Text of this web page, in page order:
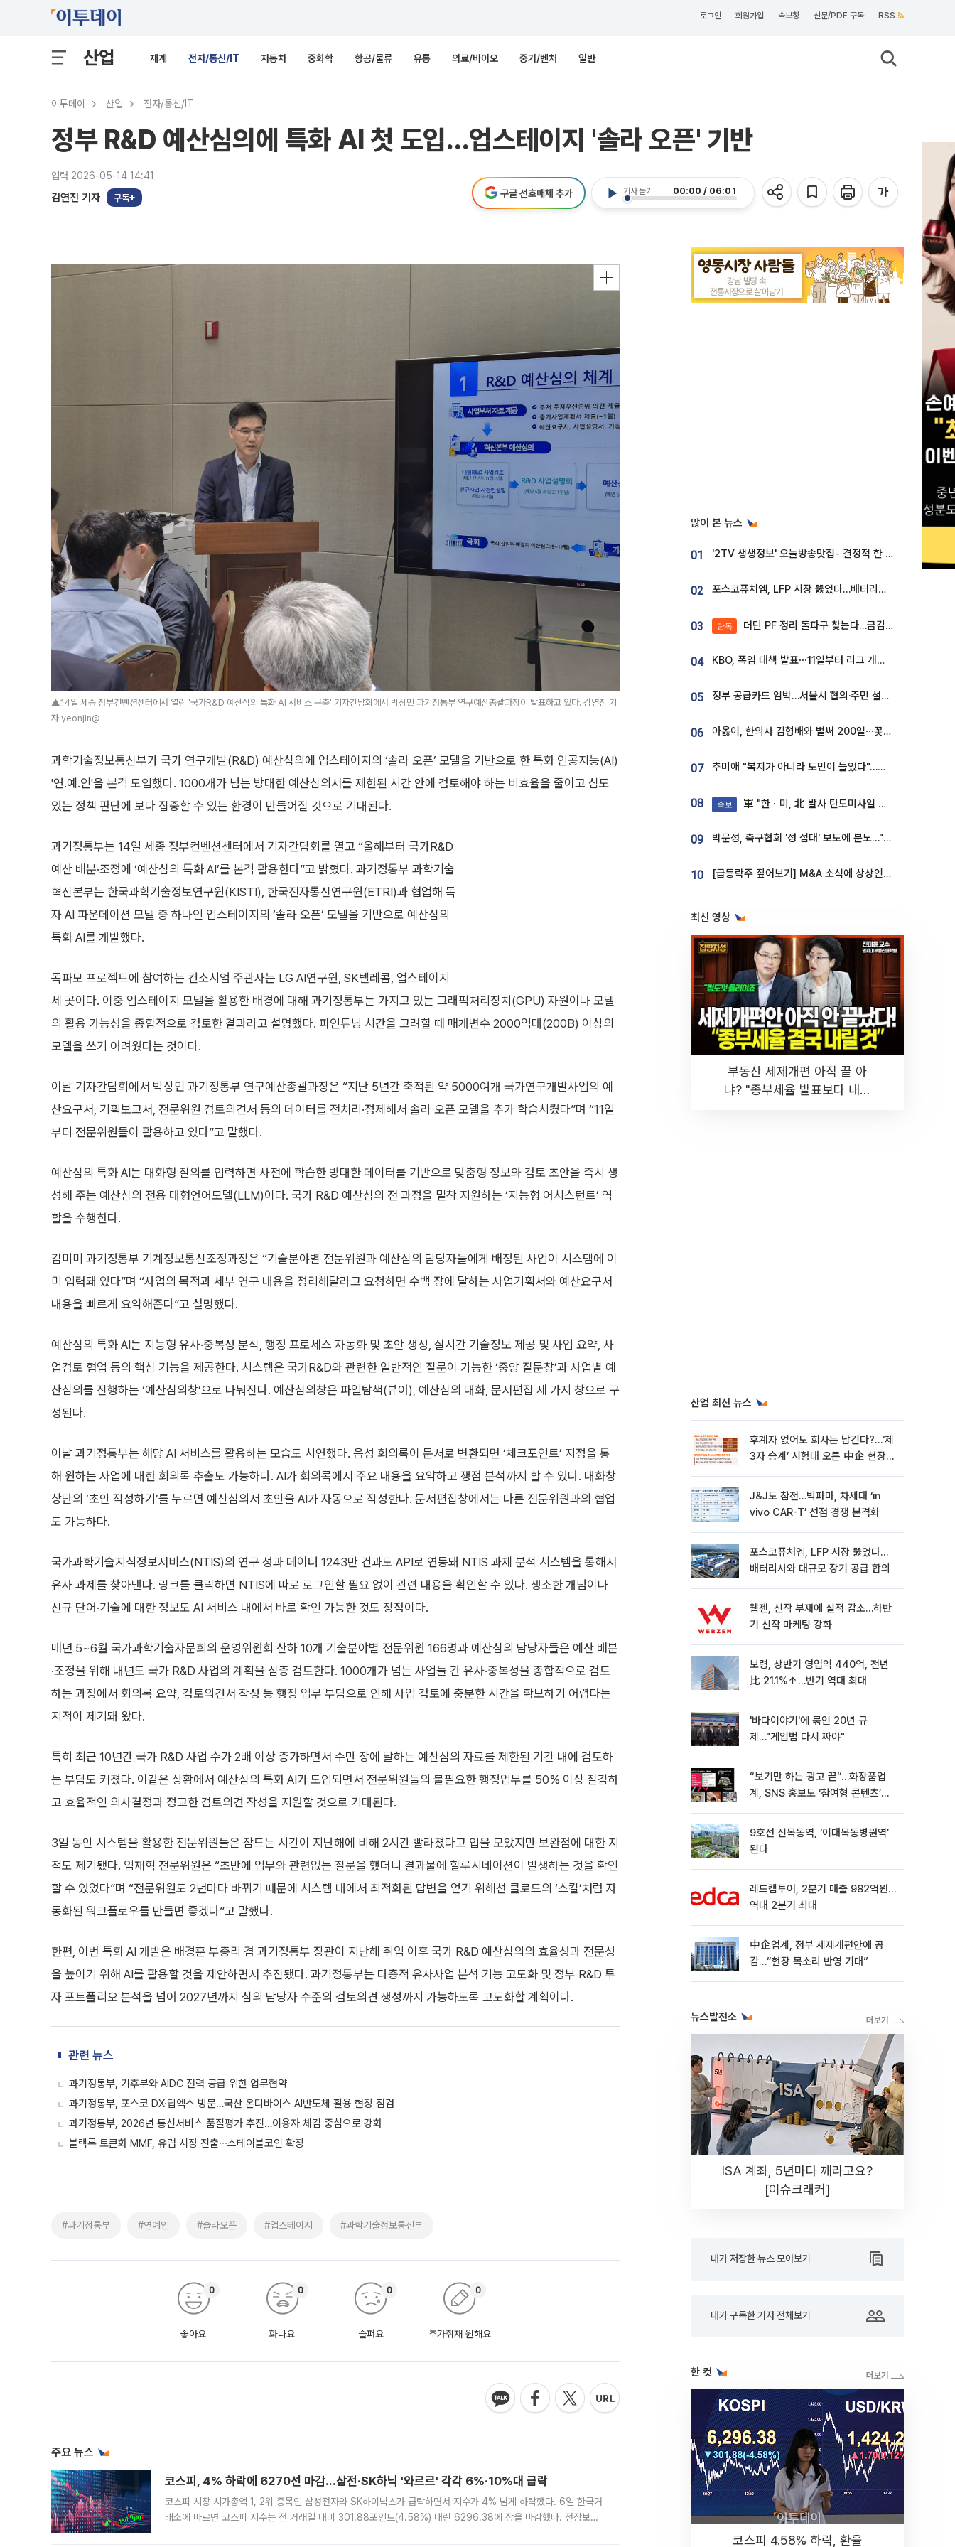
로그인 회원가입 속보창 신문/PDF 구독 RSS
산업 재계 전자/통신/IT 자동차 중화학 항공/물류 유통 의료/바이오 중기/벤처 일반
이투데이 산업 전자/통신/IT
정부 R&D 예산심의에 특화 AI 첫 도입…업스테이지 '솔라 오픈' 기반
입력 2026-05-14 14:41
김연진 기자 구독
기사 듣기 00:00 / 06:01
구글 선호매체 추가
▲14일 세종 정부컨벤션센터에서 열린 '국가R&D 예산심의 특화 AI 서비스 구축' 기자간담회에서 박상민 과기정통부 연구예산총괄과장이 발표하고 있다. 김연진 기
자 yeonjin@
과학기술정보통신부가 국가 연구개발(R&D) 예산심의에 업스테이지의 ‘솔라 오픈’ 모델을 기반으로 한 특화 인공지능(AI)
'연.예.인'을 본격 도입했다. 1000개가 넘는 방대한 예산심의서를 제한된 시간 안에 검토해야 하는 비효율을 줄이고 심도
있는 정책 판단에 보다 집중할 수 있는 환경이 만들어질 것으로 기대된다.
과기정통부는 14일 세종 정부컨벤션센터에서 기자간담회를 열고 “올해부터 국가R&D
예산 배분·조정에 ‘예산심의 특화 AI’를 본격 활용한다”고 밝혔다. 과기정통부 과학기술
혁신본부는 한국과학기술정보연구원(KISTI), 한국전자통신연구원(ETRI)과 협업해 독
자 AI 파운데이션 모델 중 하나인 업스테이지의 ‘솔라 오픈’ 모델을 기반으로 예산심의
특화 AI를 개발했다.
독파모 프로젝트에 참여하는 컨소시엄 주관사는 LG AI연구원, SK텔레콤, 업스테이지
세 곳이다. 이중 업스테이지 모델을 활용한 배경에 대해 과기정통부는 가지고 있는 그래픽처리장치(GPU) 자원이나 모델
의 활용 가능성을 종합적으로 검토한 결과라고 설명했다. 파인튜닝 시간을 고려할 때 매개변수 2000억대(200B) 이상의
모델을 쓰기 어려웠다는 것이다.
이날 기자간담회에서 박상민 과기정통부 연구예산총괄과장은 “지난 5년간 축적된 약 5000여개 국가연구개발사업의 예
산요구서, 기획보고서, 전문위원 검토의견서 등의 데이터를 전처리·정제해서 솔라 오픈 모델을 추가 학습시켰다”며 “11일
부터 전문위원들이 활용하고 있다”고 말했다.
예산심의 특화 AI는 대화형 질의를 입력하면 사전에 학습한 방대한 데이터를 기반으로 맞춤형 정보와 검토 초안을 즉시 생
성해 주는 예산심의 전용 대형언어모델(LLM)이다. 국가 R&D 예산심의 전 과정을 밀착 지원하는 ‘지능형 어시스턴트’ 역
할을 수행한다.
김미미 과기정통부 기계정보통신조정과장은 “기술분야별 전문위원과 예산심의 담당자들에게 배정된 사업이 시스템에 이
미 입력돼 있다”며 “사업의 목적과 세부 연구 내용을 정리해달라고 요청하면 수백 장에 달하는 사업기획서와 예산요구서
내용을 빠르게 요약해준다”고 설명했다.
예산심의 특화 AI는 지능형 유사·중복성 분석, 행정 프로세스 자동화 및 초안 생성, 실시간 기술정보 제공 및 사업 요약, 사
업검토 협업 등의 핵심 기능을 제공한다. 시스템은 국가R&D와 관련한 일반적인 질문이 가능한 ‘중앙 질문창’과 사업별 예
산심의를 진행하는 ‘예산심의창’으로 나눠진다. 예산심의창은 파일탐색(뷰어), 예산심의 대화, 문서편집 세 가지 창으로 구
성된다.
이날 과기정통부는 해당 AI 서비스를 활용하는 모습도 시연했다. 음성 회의록이 문서로 변환되면 ‘체크포인트’ 지정을 통
해 원하는 사업에 대한 회의록 추출도 가능하다. AI가 회의록에서 주요 내용을 요약하고 쟁점 분석까지 할 수 있다. 대화창
상단의 ‘초안 작성하기’를 누르면 예산심의서 초안을 AI가 자동으로 작성한다. 문서편집창에서는 다른 전문위원과의 협업
도 가능하다.
국가과학기술지식정보서비스(NTIS)의 연구 성과 데이터 1243만 건과도 API로 연동돼 NTIS 과제 분석 시스템을 통해서
유사 과제를 찾아낸다. 링크를 클릭하면 NTIS에 따로 로그인할 필요 없이 관련 내용을 확인할 수 있다. 생소한 개념이나
신규 단어·기술에 대한 정보도 AI 서비스 내에서 바로 확인 가능한 것도 장점이다.
매년 5~6월 국가과학기술자문회의 운영위원회 산하 10개 기술분야별 전문위원 166명과 예산심의 담당자들은 예산 배분
·조정을 위해 내년도 국가 R&D 사업의 계획을 심층 검토한다. 1000개가 넘는 사업들 간 유사·중복성을 종합적으로 검토
하는 과정에서 회의록 요약, 검토의견서 작성 등 행정 업무 부담으로 인해 사업 검토에 충분한 시간을 확보하기 어렵다는
지적이 제기돼 왔다.
특히 최근 10년간 국가 R&D 사업 수가 2배 이상 증가하면서 수만 장에 달하는 예산심의 자료를 제한된 기간 내에 검토하
는 부담도 커졌다. 이같은 상황에서 예산심의 특화 AI가 도입되면서 전문위원들의 불필요한 행정업무를 50% 이상 절감하
고 효율적인 의사결정과 정교한 검토의견 작성을 지원할 것으로 기대된다.
3일 동안 시스템을 활용한 전문위원들은 잠드는 시간이 지난해에 비해 2시간 빨라졌다고 입을 모았지만 보완점에 대한 지
적도 제기됐다. 임재혁 전문위원은 “초반에 업무와 관련없는 질문을 했더니 결과물에 할루시네이션이 발생하는 것을 확인
할 수 있었다”며 “전문위원도 2년마다 바뀌기 때문에 시스템 내에서 최적화된 답변을 얻기 위해선 클로드의 ‘스킬’처럼 자
동화된 워크플로우를 만들면 좋겠다”고 말했다.
한편, 이번 특화 AI 개발은 배경훈 부총리 겸 과기정통부 장관이 지난해 취임 이후 국가 R&D 예산심의의 효율성과 전문성
을 높이기 위해 AI를 활용할 것을 제안하면서 추진됐다. 과기정통부는 다층적 유사사업 분석 기능 고도화 및 정부 R&D 투
자 포트폴리오 분석을 넘어 2027년까지 심의 담당자 수준의 검토의견 생성까지 가능하도록 고도화할 계획이다.
관련 뉴스
과기정통부, 기후부와 AIDC 전력 공급 위한 업무협약
과기정통부, 포스코 DX·딥엑스 방문…국산 온디바이스 AI반도체 활용 현장 점검
과기정통부, 2026년 통신서비스 품질평가 추진…이용자 체감 중심으로 강화
블랙록 토큰화 MMF, 유럽 시장 진출∙∙∙스테이블코인 확장
#과기정통부 #연예인 #솔라오픈 #업스테이지 #과학기술정보통신부
좋아요
0
화나요
0
슬퍼요
0
추가취재 원해요
0
주요 뉴스
코스피, 4% 하락에 6270선 마감…삼전·SK하닉 '와르르' 각각 6%·10%대 급락
코스피 시장 시가총액 1, 2위 종목인 삼성전자와 SK하이닉스가 급락하면서 지수가 4% 넘게 하락했다. 6일 한국거
래소에 따르면 코스피 지수는 전 거래일 대비 301.88포인트(4.58%) 내린 6296.38에 장을 마감했다. 전장보다
많이 본 뉴스
01 '2TV 생생정보' 오늘방송맛집- 결정적 한 수, 3종 메밀면! 메밀 소바 맛집 '의○○○○'
02 포스코퓨처엠, LFP 시장 뚫었다…배터리사와 대규모 장기 공급 합의
03 단독 더딘 PF 정리 돌파구 찾는다…금감원, 1년 반 만에 매각설명회 재개
04 KBO, 폭염 대책 발표⋯11일부터 리그 개시ㆍ경기 오후 7시 시작
05 정부 공급카드 임박…서울시 협의·주민 설득이 성패 가른다 [부동산 해법 전쟁]
06 아옳이, 한의사 김형배와 벌써 200일⋯꽃다발 들고 "프러포즈 아냐"
07 추미애 "복지가 아니라 도민이 늘었다"…재정난 책임론 정면돌파
08 속보 軍 "한ㆍ미, 北 발사 탄도미사일 제원 정밀분석 중"
09 박문성, 축구협회 '성 접대' 보도에 분노…"다 말아먹으려고 작정했나"
10 [급등락주 짚어보기] M&A 소식에 상상인증권ㆍ유니켐 ‘상한가’⋯유증 제동 걸린 SK디앤디↑
최신 영상
부동산 세제개편 아직 끝 아
냐? "종부세율 발표보다 내릴
산업 최신 뉴스
후계자 없어도 회사는 남긴다?…‘제
3자 승계’ 시험대 오른 中企 현장
J&J도 참전…빅파마, 차세대 ‘in
vivo CAR-T’ 선점 경쟁 본격화
포스코퓨처엠, LFP 시장 뚫었다…
배터리사와 대규모 장기 공급 합의
웹젠, 신작 부재에 실적 감소…하반
기 신작 마케팅 강화
보령, 상반기 영업익 440억, 전년
比 21.1%↑…반기 역대 최대
'바다이야기'에 묶인 20년 규
제…"게임법 다시 짜야"
“보기만 하는 광고 끝“…화장품업
계, SNS 홍보도 ‘참여형 콘텐츠’로
9호선 신목동역, ‘이대목동병원역’
된다
레드캡투어, 2분기 매출 982억원…
역대 2분기 최대
中企업계, 정부 세제개편안에 공
감…“현장 목소리 반영 기대”
뉴스발전소
ISA 계좌, 5년마다 깨라고요?
[이슈크래커]
내가 저장한 뉴스 모아보기
내가 구독한 기자 전체보기
한 컷
코스피 4.58% 하락, 환율